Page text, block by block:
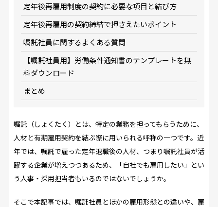
定年後再雇用制度の契約に必要な項目と結び方
定年後再雇用の契約締結で押さえたいポイント
嘱託社員に関するよくある質問
【嘱託社員用】労働条件通知書のテンプレートを無
料ダウンロード
まとめ
嘱託（しょくたく）とは、特定の業務を担ってもらうために、
人材と有期雇用契約を結ぶ際に用いられる呼称の一つです。近
年では、嘱託で雇った定年退職後の人材、つまり嘱託社員が活
躍する企業が増えつつあるため、「自社でも雇用したい」とい
う人事・採用担当者もいるのではないでしょうか。
そこで本記事では、嘱託社員とほかの雇用形態との違いや、雇